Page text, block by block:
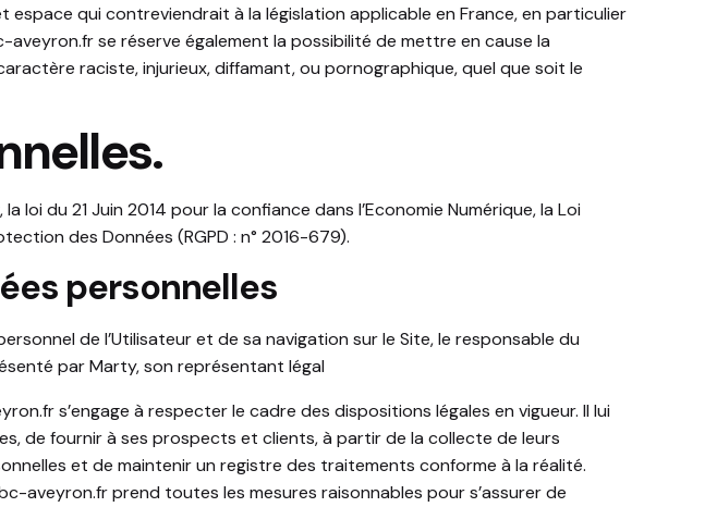
qui contreviendrait à la législation applicable en France, en particulier
aveyron.frse réserve également la possibilité de mettre en cause la
raciste, injurieux, diffamant, ou pornographique, quel que soit le
du 21 Juin 2014 pour la confiance dans l’Economie Numérique, la Loi
des Données (RGPD : n° 2016-679).
personnelles
de l’Utilisateur et de sa navigation sur le Site, le responsable du
par Marty, son représentant légal
s’engage à respecter le cadre des dispositions légales en vigueur. Il lui
de fournir à ses prospects et clients, à partir de la collecte de leurs
et de maintenir un registre des traitements conforme à la réalité.
aveyron.frprend toutes les mesures raisonnables pour s’assurer de